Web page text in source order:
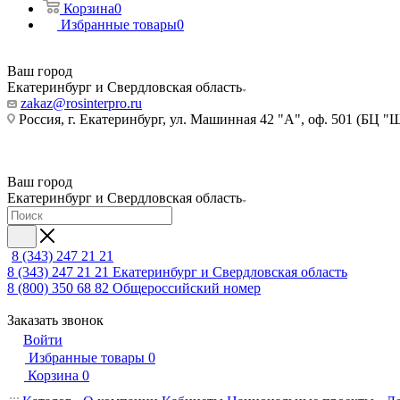
Корзина0
Избранные товары0
Ваш город
Екатеринбург и Свердловская область
zakaz@rosinterpro.ru
Россия, г. Екатеринбург, ул. Машинная 42 "А", оф. 501 (БЦ
Ваш город
Екатеринбург и Свердловская область
8 (343) 247 21 21
8 (343) 247 21 21 Екатеринбург и Свердловская область
8 (800) 350 68 82 Общероссийский номер
Заказать звонок
Войти
Избранные товары 0
Корзина 0